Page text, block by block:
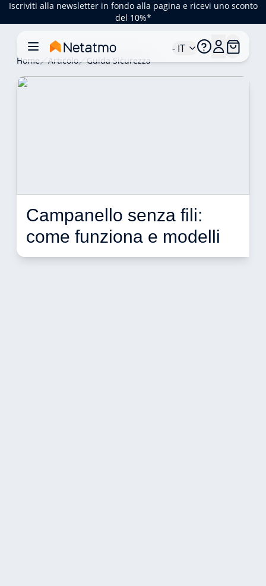
Iscriviti alla newsletter in fondo alla pagina e ricevi uno sconto
del 10%*
- IT
Home Articolo Guida Sicurezza
Campanello senza fili:
come funziona e modelli